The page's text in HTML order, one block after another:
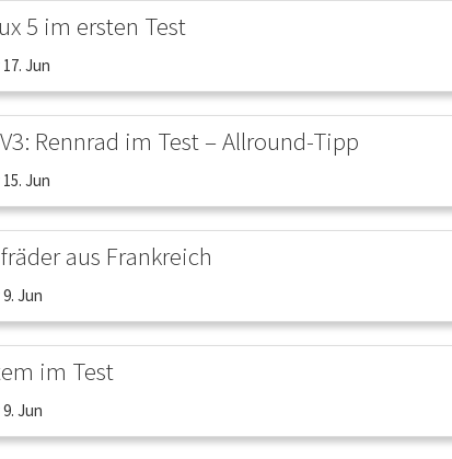
5 im ersten Test
17. Jun
Rennrad im Test – Allround-Tipp
15. Jun
aus Frankreich
9. Jun
im Test
9. Jun